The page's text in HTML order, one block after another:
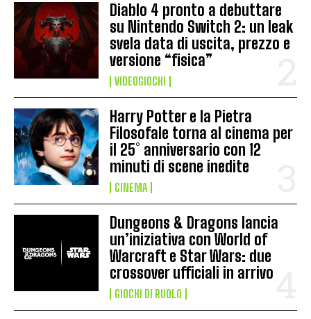
Diablo 4 pronto a debuttare
su Nintendo Switch 2: un leak
svela data di uscita, prezzo e
versione “fisica”
VIDEOGIOCHI
Harry Potter e la Pietra
Filosofale torna al cinema per
il 25° anniversario con 12
minuti di scene inedite
CINEMA
Dungeons & Dragons lancia
un’iniziativa con World of
Warcraft e Star Wars: due
crossover ufficiali in arrivo
GIOCHI DI RUOLO